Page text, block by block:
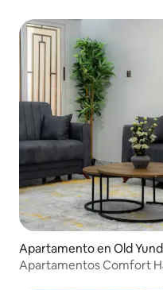
Apartamento en Old
Apartamentos Comfort